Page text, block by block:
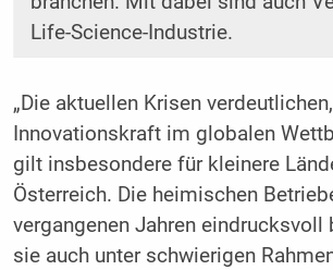
Life-Science-Industrie.
„Die aktuellen Krisen
Innovationskraft im globalen
gilt insbesondere für kleinere
Österreich. Die heimischen
vergangenen Jahren eindrucksvoll
sie auch unter schwierigen